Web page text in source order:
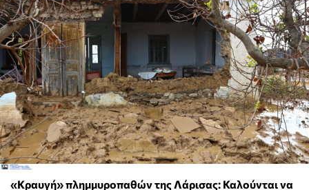
«Κραυγή» πλημμυροπαθών της Λάρισας: Καλούνται να